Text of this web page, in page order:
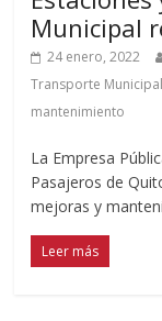
Municipal
24 enero, 2022
Transporte Municipal
mantenimiento
La Empresa
Pasajeros de
mejoras y
Leer más